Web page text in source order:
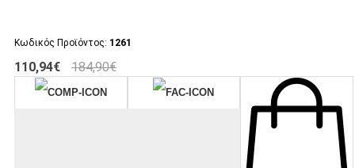
Κωδικός Προϊόντος: 1261
110,94€ 184,90€